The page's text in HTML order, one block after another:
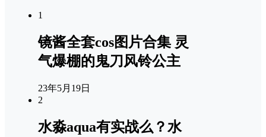
1
镜酱全套cos图片合集 灵
气爆棚的鬼刀风铃公主
23年5月19日
2
水淼aqua有实战么？水